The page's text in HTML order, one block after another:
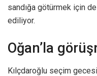
sandığa götürmek için
ediliyor.
Oğan’la
Kılçdaroğlu seçim gecesi